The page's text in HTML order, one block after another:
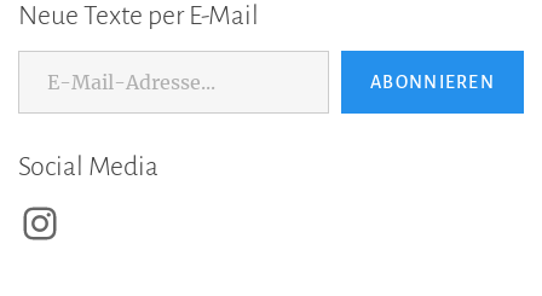
Neue Texte per E-Mail
E-Mail-Adresse...
ABONNIEREN
Social Media
Instagram